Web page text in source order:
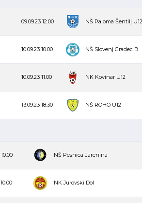
09.09.23 12.00 NŠ Paloma Šentilj U12
10.09.23 10.00 NŠ Slovenj Gradec B
10.09.23 11.00 NK Kovinar U12
13.09.23 18.30 NŠ ROHO U12
10.00 NŠ Pesnica-Jarenina
10.00 NK Jurovski Dol